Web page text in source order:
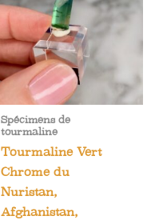
Spécimens de
tourmaline
Tourmaline Vert
Chrome du
Nuristan,
Afghanistan,